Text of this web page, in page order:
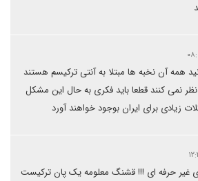
همه آن نخبه ها مبتلا به آنتی ترکیسم هستند
نمی کنند قطعا باید فکری به حال این مشکل
زیادی برای ایران بوجود خواهند آورد
غیر حرفه ای !!! قشنگ معلومه یک پان ترکیست